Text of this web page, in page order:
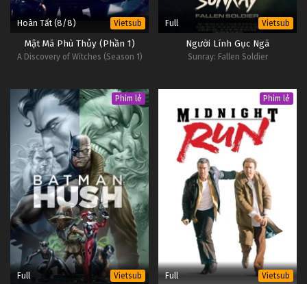
Hoàn Tất (8/8) Vietsub
Mật Mã Phù Thủy (Phần 1)
A Discovery of Witches (Season 1)
Full Vietsub
Người Lính Gục Ngã
Sunray: Fallen Soldier
Phim lẻ
Full Vietsub
Phim lẻ
Full Vietsub